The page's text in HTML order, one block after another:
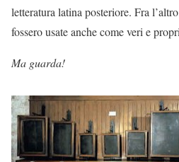
letteratura latina posteriore. Fra
fossero usate anche come veri e
Ma guarda!